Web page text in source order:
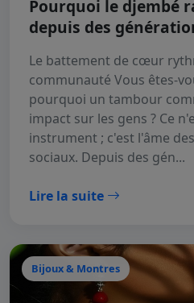
Pourquoi le djembé
depuis des
Le battement de cœur
communauté Vous êtes-
pourquoi un tambour
impact sur les gens ? Ce
instrument ; c'est l'âme
sociaux. Depuis des gén...
Lire la suite
Bijoux & Montres